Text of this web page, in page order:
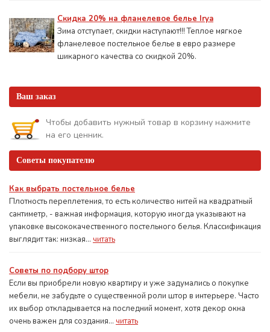
Скидка 20% на фланелевое белье Irya
Зима отступает, скидки наступают!!! Теплое мягкое
фланелевое постельное белье в евро размере
шикарного качества со скидкой 20%.
Ваш заказ
Чтобы добавить нужный товар в корзину нажмите
на его ценник.
Советы покупателю
Как выбрать постельное белье
Плотность переплетения, то есть количество нитей на квадратный
сантиметр, - важная информация, которую иногда указывают на
упаковке высококачественного постельного белья. Классификация
выглядит так: низкая... читать
Советы по подбору штор
Если вы приобрели новую квартиру и уже задумались о покупке
мебели, не забудьте о существенной роли штор в интерьере. Часто
их выбор откладывается на последний момент, хотя декор окна
очень важен для создания... читать